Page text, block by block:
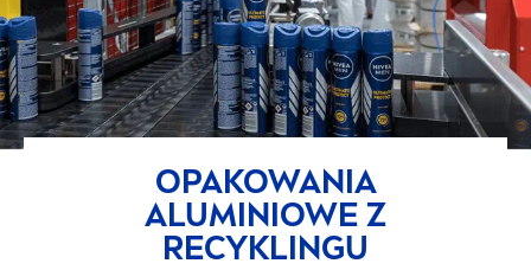
OPAKOWANIA
ALUMINIOWE Z
RECYKLINGU